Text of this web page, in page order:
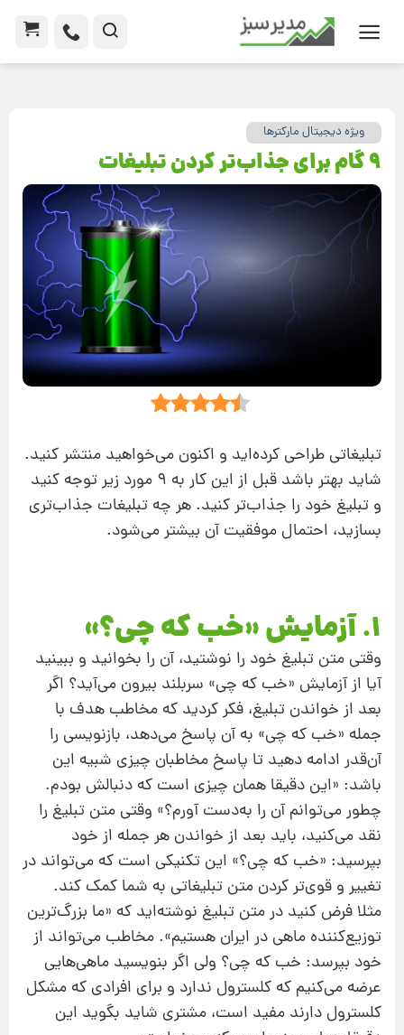
ویژه دیجیتال مارکترها
9 گام برای جذاب‌تر کردن تبلیغات
تبلیغاتی طراحی کرده‌اید و اکنون می‌خواهید منتشر کنید.
شاید بهتر باشد قبل از این کار به 9 مورد زیر توجه کنید
و تبلیغ خود را جذاب‌تر کنید. هر چه تبلیغات جذاب‌تری
بسازید، احتمال موفقیت آن بیشتر می‌شود.
1. آزمایش «خب که چی؟»
وقتی متن تبلیغ خود را نوشتید، آن‌ را بخوانید و ببینید
آیا از آزمایش «خب که چی» سربلند بیرون می‌آید؟ اگر
بعد از خواندن تبلیغ، فکر کردید که مخاطب هدف با
جمله «خب که چی» به آن پاسخ می‌دهد، بازنویسی را
آن‌قدر ادامه دهید تا پاسخ مخاطبان چیزی شبیه این
باشد: «این دقیقا همان چیزی است که دنبالش بودم.
چطور می‌توانم آن را به‌دست آورم؟» وقتی متن تبلیغ را
نقد می‌کنید، باید بعد از خواندن هر جمله از خود
بپرسید: «خب که چی؟» این تکنیکی است که می‌تواند در
تغییر و قوی‌تر کردن متن تبلیغاتی به شما کمک کند.
مثلا فرض کنید در متن تبلیغ نوشته‌اید که «ما بزرگ‌ترین
توزیع‌کننده ماهی در ایران هستیم». مخاطب می‌تواند از
خود بپرسد: خب که چی؟ ولی اگر بنویسید ماهی‌هایی
عرضه می‌کنیم که کلسترول ندارد و برای افرادی که مشکل
کلسترول دارند مفید است، مشتری شاید بگوید این